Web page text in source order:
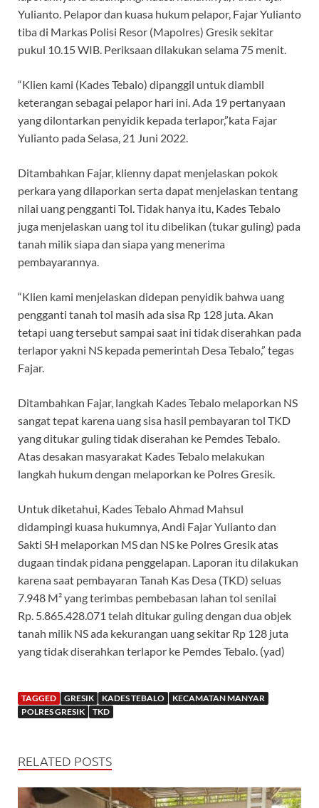
Yulianto. Pelapor dan kuasa hukum pelapor, Fajar Yulianto
tiba di Markas Polisi Resor (Mapolres) Gresik sekitar
pukul 10.15 WIB. Periksaan dilakukan selama 75 menit.
“Klien kami (Kades Tebalo) dipanggil untuk diambil
keterangan sebagai pelapor hari ini. Ada 19 pertanyaan
yang dilontarkan penyidik kepada terlapor,”kata Fajar
Yulianto pada Selasa, 21 Juni 2022.
Ditambahkan Fajar, klienny dapat menjelaskan pokok
perkara yang dilaporkan serta dapat menjelaskan tentang
nilai uang pengganti Tol. Tidak hanya itu, Kades Tebalo
juga menjelaskan uang tol itu dibelikan (tukar guling) pada
tanah milik siapa dan siapa yang menerima
pembayarannya.
“Klien kami menjelaskan didepan penyidik bahwa uang
pengganti tanah tol masih ada sisa Rp 128 juta. Akan
tetapi uang tersebut sampai saat ini tidak diserahkan pada
terlapor yakni NS kepada pemerintah Desa Tebalo,” tegas
Fajar.
Ditambahkan Fajar, langkah Kades Tebalo melaporkan NS
sangat tepat karena uang sisa hasil pembayaran tol TKD
yang ditukar guling tidak diserahan ke Pemdes Tebalo.
Atas desakan masyarakat Kades Tebalo melakukan
langkah hukum dengan melaporkan ke Polres Gresik.
Untuk diketahui, Kades Tebalo Ahmad Mahsul
didampingi kuasa hukumnya, Andi Fajar Yulianto dan
Sakti SH melaporkan MS dan NS ke Polres Gresik atas
dugaan tindak pidana penggelapan. Laporan itu dilakukan
karena saat pembayaran Tanah Kas Desa (TKD) seluas
7.948 M² yang terimbas pembebasan lahan tol senilai
Rp. 5.865.428.071 telah ditukar guling dengan dua objek
tanah milik NS ada kekurangan uang sekitar Rp 128 juta
yang tidak diserahkan terlapor ke Pemdes Tebalo. (yad)
TAGGED GRESIK KADES TEBALO
KECAMATAN MANYAR
POLRES GRESIK
TKD
RELATED POSTS